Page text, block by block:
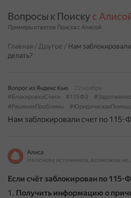
Вопросы к Поиску с
Примеры ответов Поиска с Алисой
Главная / Другое / Нам
делать?
Вопрос из Яндекс Кью
22 ноября
#БлокировкаСчета
#115ФЗ
#РешениеПроблемы
Нам заблокировали счет по 115-
Алиса
На основе
Если счёт заблокирован по 115-
Получить информацию о